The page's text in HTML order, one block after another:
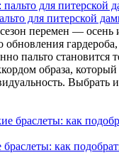
для питерской
сезон перемен —
обновления
пальто становится
образа, который
Выбрать
как